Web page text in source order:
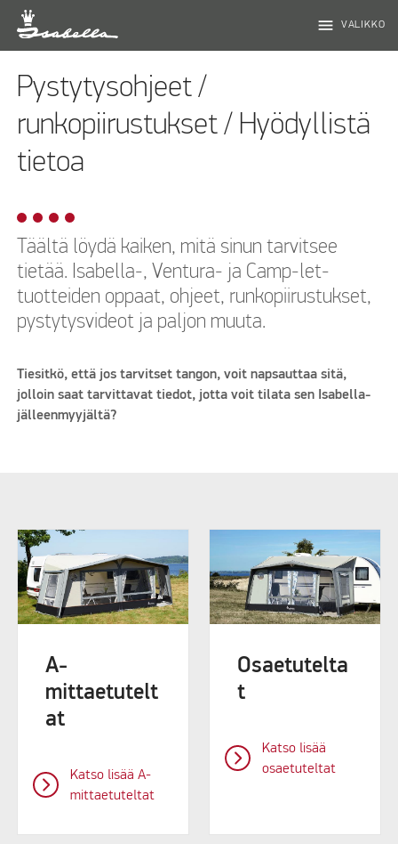
menu VALIKKO
Pystytysohjeet /
runkopiirustukset / Hyödyllistä
tietoa
Täältä löydä kaiken, mitä sinun tarvitsee
tietää. Isabella-, Ventura- ja Camp-let-
tuotteiden oppaat, ohjeet, runkopiirustukset,
pystytysvideot ja paljon muuta.
Tiesitkö, että jos tarvitset tangon, voit napsauttaa sitä,
jolloin saat tarvittavat tiedot, jotta voit tilata sen Isabella-
jälleenmyyjältä?
A-
mittaetutelt
at
Katso lisää A-
mittaetuteltat
Osaetutelta
t
Katso lisää
osaetuteltat